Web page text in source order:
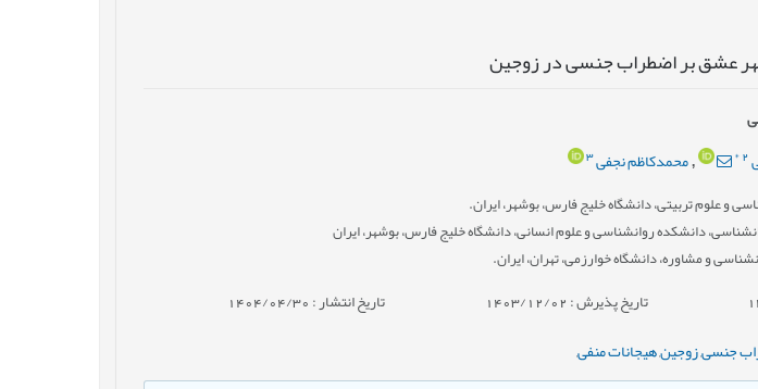
عشق بر اضطراب جنسی در زوجین
2
*
,محمدکاظم نجفی3
و علوم تربیتی، دانشگاه خلیج فارس، بوشهر، ایران.
دانشکده روانشناسی و علوم انسانی، دانشگاه خلیج فارس، بوشهر، ایران
و مشاوره، دانشگاه خوارزمی، تهران، ایران.
تاریخ پذیرش : 1403/12/02 تاریخ انتشار : 1404/04/30
جنسی,زوجین,هیجانات منفی,